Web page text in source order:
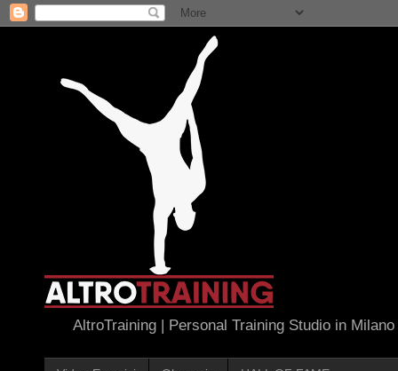
AltroTraining | Personal Training Studio in Milano